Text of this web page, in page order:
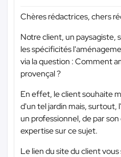
Chères rédactrices, chers
Notre client, un paysagiste,
les spécificités
via la question : Comment
provençal ?
En effet, le client souhaite
d'un tel jardin mais, surtout,
un professionnel, de par
expertise sur ce sujet.
Le lien du site du client